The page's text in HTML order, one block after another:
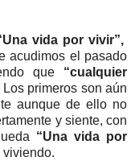
vida por vivir”,
acudimos el pasado
que “cualquier
Los primeros son aún
aunque de ello no
y siente, con
“Una vida por
viviendo.